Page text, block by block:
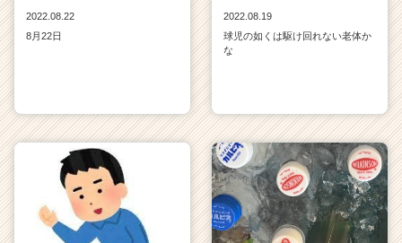
2022.08.22
8月22日
2022.08.19
球児の如くは駆け回れない老体か
な